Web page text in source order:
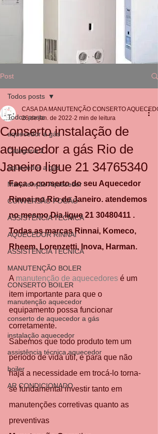
Post
Todos posts
aquecedor a gás
Categoria 2
aquecedor a gás
Manutenção Aquecedor
CONVERSÃO FOGÃO
ASSISTÊNCIA TÉCNICA
AQUECEDOR RINNAI
ASSISTÊNCIA TÉCNICA
MANUTENÇÃO BOLER
CONSERTO BOILER
manutenção aquecedor
conserto de aquecedor a gás
instalação aquecedor
assistência técnica aquecedor
boiler
AR CONDICIONADO
Todos posts
Conserto instalação de
aquecedor a gás Rio de
Janeiro ligue 21 34765340
CASA DA MANUTENÇÃO CONSERTO
26 de jan. de 2022 2 min de leitura
Faça o conserto do seu Aquecedor
Rinnai no Rio de Janeiro. atendemos
no mesmo Dia ligue 21 30480411 .
Todas as marcas Rinnai, Komeco,
Rheem, Lorenzetti, Inova, Harman.
A manutenção de aquecedores é um
item importante para que o
equipamento possa funcionar
corretamente.
Sabemos que todo produto tem um
período de vida útil, e para que não
haja a necessidade em trocá-lo torna-
se fundamental investir tanto em
manutenções corretivas quanto as
preventivas